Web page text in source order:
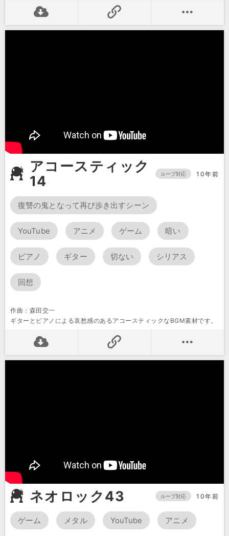
アコースティック
14
ループ対応 10年前
復讐の鬼となって再び歩き出すシーン
YouTube アニメ ゲーム 暗い
ピアノ ギター 切ない シリアス
回想
作曲：森田交一
ギターとピアノによる哀愁感のあるアコースティックなBGM素材です。
ネオロック43 ループ対応 10年前
ゲーム メタル YouTube アニメ